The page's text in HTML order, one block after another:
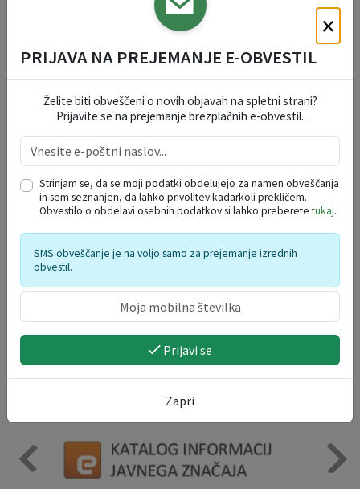
SPLOŠNE VLOGE
VARSTVO OSEBNIH PODATKOV
DOGODKI V REGIJI
avgust 2026
po
to sr če pe so ne
8
9
10
17
18 19 20 21 22
23
26
×
PRIJAVA NA PREJEMANJE E-OBVESTIL
Želite biti obveščeni o novih objavah na spletni strani?
Prijavite se na prejemanje brezplačnih e-obvestil.
Strinjam se, da se moji podatki obdelujejo za namen obveščanja
in sem seznanjen, da lahko privolitev kadarkoli prekličem.
Obvestilo o obdelavi osebnih podatkov si lahko preberetetukaj.
SMS obveščanje je na voljo samo za prejemanje izrednih
obvestil.
Prijavi se
Zapri